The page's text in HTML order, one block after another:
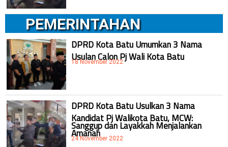
PEMERINTAHAN
DPRD Kota Batu Umumkan 3 Nama
Usulan Calon Pj Wali Kota Batu
18 November 2022
DPRD Kota Batu Usulkan 3 Nama
Kandidat Pj Walikota Batu, MCW:
Sanggup dan Layakkah Menjalankan
Amanah
24 November 2022